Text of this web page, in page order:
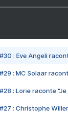
#30 : Eve Angeli
#29 : MC Solaar
#28 : Lorie raconte
#27 : Christophe